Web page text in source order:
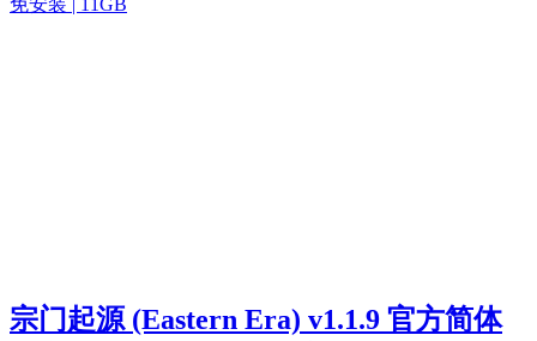
宗门起源 (Eastern Era) v1.1.9 官方简体